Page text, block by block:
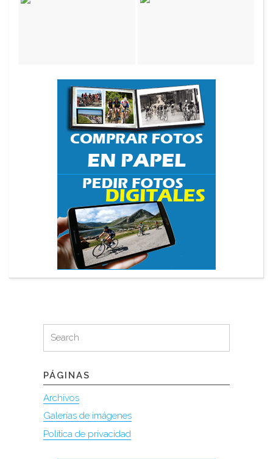
for:
Search
PÁGINAS
Archivos
Galerías de imágenes
Política de privacidad